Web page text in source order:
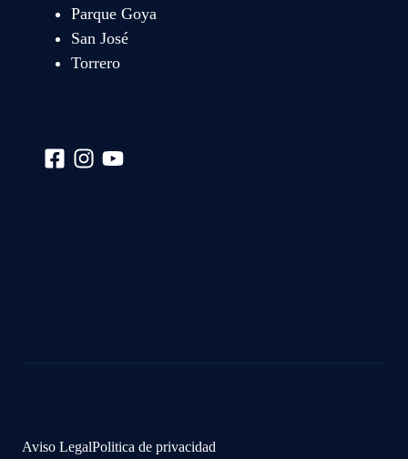
Parque Goya
San José
Torrero
Aviso LegalPolitica de privacidad